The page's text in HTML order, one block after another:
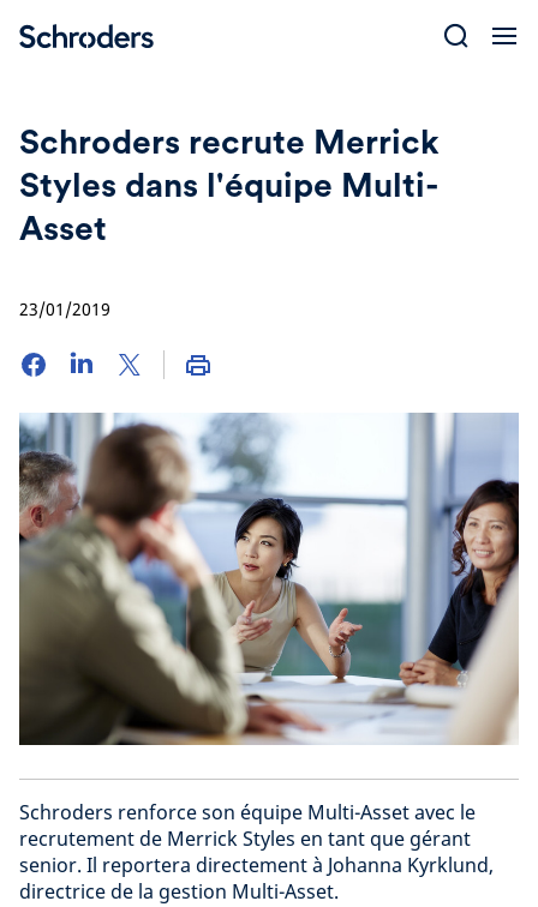
Schroders recrute Merrick
Styles dans l'équipe Multi-
Asset
23/01/2019
Schroders renforce son équipe Multi-Asset avec le
recrutement de Merrick Styles en tant que gérant
senior. Il reportera directement à Johanna Kyrklund,
directrice de la gestion Multi-Asset.